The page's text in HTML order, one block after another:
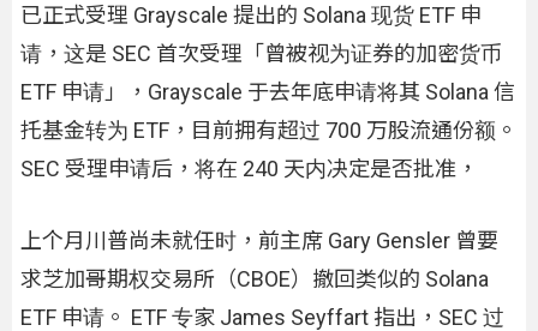
已正式受理 Grayscale 提出的 Solana 现货 ETF 申
请，这是 SEC 首次受理「曾被视为证券的加密货币
ETF 申请」，Grayscale 于去年底申请将其 Solana 信
托基金转为 ETF，目前拥有超过 700 万股流通份额。
SEC 受理申请后，将在 240 天内决定是否批准，
上个月川普尚未就任时，前主席 Gary Gensler 曾要
求芝加哥期权交易所（CBOE）撤回类似的 Solana
ETF 申请。 ETF 专家 James Seyffart 指出，SEC 过